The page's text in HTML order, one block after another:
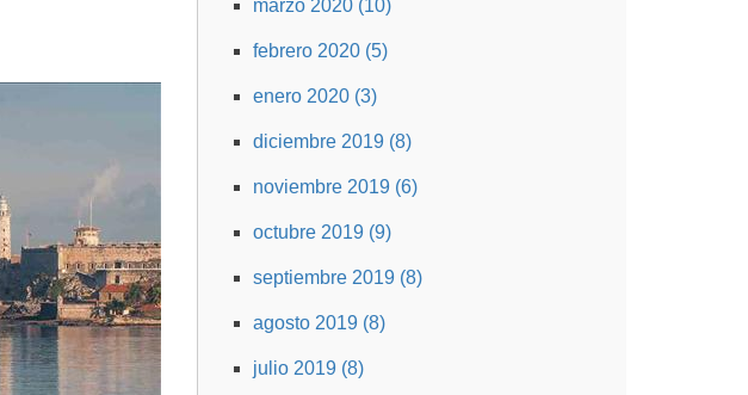
marzo 2020 (10)
febrero 2020 (5)
enero 2020 (3)
diciembre 2019 (8)
noviembre 2019 (6)
octubre 2019 (9)
septiembre 2019 (8)
agosto 2019 (8)
julio 2019 (8)